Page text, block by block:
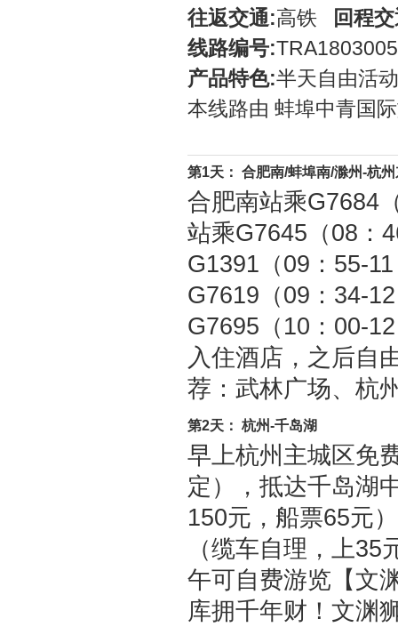
往返交通:高铁
回程
线路编号:
产品特色:半天自由活
本线路由 蚌埠中青国
第1天： 合肥南/蚌埠南/滁州-杭州
合肥南站乘G7684
站乘G7645（08：
G1391（09：55-
G7619（09：34-
G7695（10：00-
入住酒店，之后自
荐：武林广场、杭
第2天： 杭州-千岛湖
早上杭州主城区免
定），抵达千岛湖
150元，船票65元
（缆车自理，上
午可自费游览【文
库拥千年财！文渊